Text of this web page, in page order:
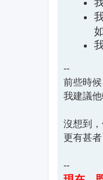
--
前些時
我建議
沒想到
更有甚
--